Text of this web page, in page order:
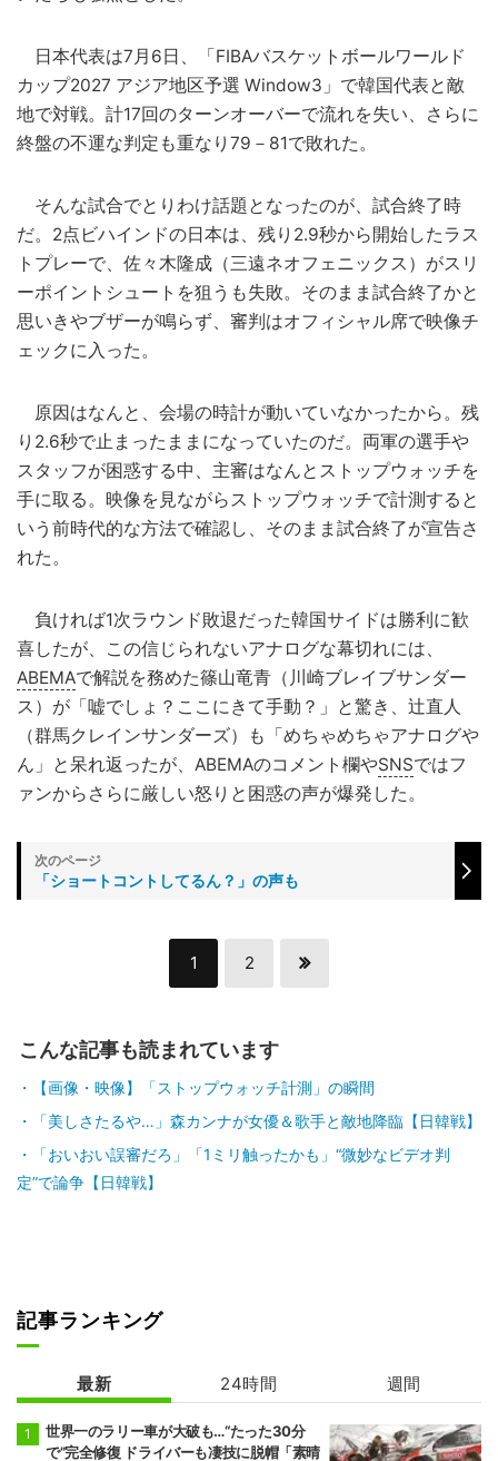
日本代表は7月6日、「FIBAバスケットボールワールド
カップ2027 アジア地区予選 Window3」で韓国代表と敵
地で対戦。計17回のターンオーバーで流れを失い、さらに
終盤の不運な判定も重なり79－81で敗れた。
そんな試合でとりわけ話題となったのが、試合終了時
だ。2点ビハインドの日本は、残り2.9秒から開始したラス
トプレーで、佐々木隆成（三遠ネオフェニックス）がスリ
ーポイントシュートを狙うも失敗。そのまま試合終了かと
思いきやブザーが鳴らず、審判はオフィシャル席で映像チ
ェックに入った。
原因はなんと、会場の時計が動いていなかったから。残
り2.6秒で止まったままになっていたのだ。両軍の選手や
スタッフが困惑する中、主審はなんとストップウォッチを
手に取る。映像を見ながらストップウォッチで計測すると
いう前時代的な方法で確認し、そのまま試合終了が宣告さ
れた。
負ければ1次ラウンド敗退だった韓国サイドは勝利に歓
喜したが、この信じられないアナログな幕切れには、
ABEMAで解説を務めた篠山竜青（川崎ブレイブサンダー
ス）が「嘘でしょ？ここにきて手動？」と驚き、辻直人
（群馬クレインサンダーズ）も「めちゃめちゃアナログや
ん」と呆れ返ったが、ABEMAのコメント欄やSNSではフ
ァンからさらに厳しい怒りと困惑の声が爆発した。
「ショートコントしてるん？」の声も
1 2
こんな記事も読まれています
【画像・映像】「ストップウォッチ計測」の瞬間
「美しさたるや…」森カンナが女優＆歌手と敵地降臨【日韓戦】
「おいおい誤審だろ」「1ミリ触ったかも」“微妙なビデオ判
定”で論争【日韓戦】
記事ランキング
最新 24時間 週間
世界一のラリー車が大破も…“たった30分
で”完全修復 ドライバーも凄技に脱帽「素晴